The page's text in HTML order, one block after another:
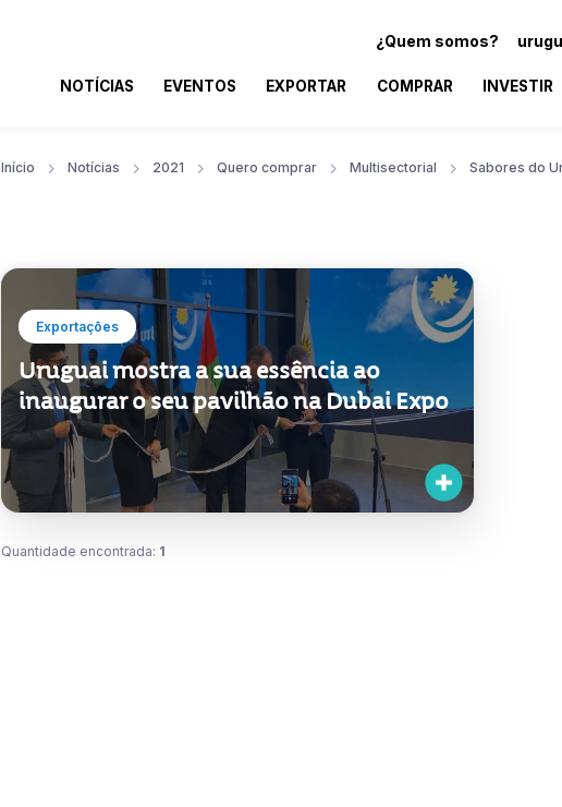
¿Quem somos?
NOTÍCIAS EVENTOS EXPORTAR COMPRAR INVESTIR
Início Notícias 2021 Quero comprar Multisectorial Sabores do
Exportações
Uruguai mostra a sua essência ao
inaugurar o seu pavilhão na Dubai Expo
Quantidade encontrada: 1